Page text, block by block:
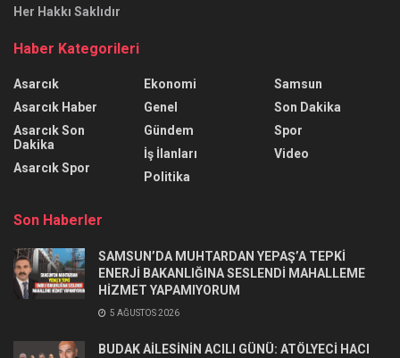
Her Hakkı Saklıdır
Haber Kategorileri
Asarcık
Asarcık Haber
Asarcık Son
Dakika
Asarcık Spor
Ekonomi
Genel
Gündem
İş İlanları
Politika
Samsun
Son Dakika
Spor
Video
Son Haberler
SAMSUN’DA MUHTARDAN YEPAŞ’A TEPKİ
ENERJİ BAKANLIĞINA SESLENDİ MAHALLEME
HİZMET YAPAMIYORUM
5 AĞUSTOS 2026
BUDAK AİLESİNİN ACILI GÜNÜ: ATÖLYECİ HACI